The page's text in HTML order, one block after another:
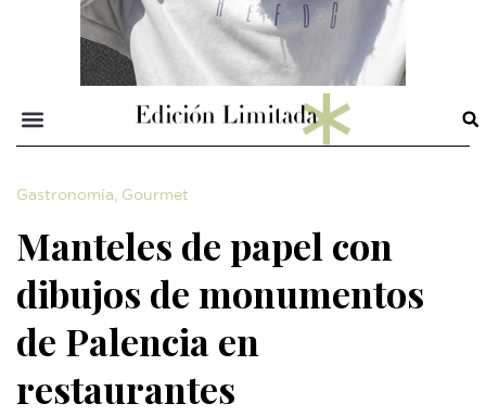
Gastronomía, Gourmet
Manteles de papel con
dibujos de monumentos
de Palencia en
restaurantes